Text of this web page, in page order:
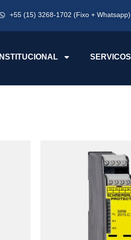
+55 (15) 3268-1702 (Fixo + Whatsapp)
INSTITUCIONAL SERVICOS